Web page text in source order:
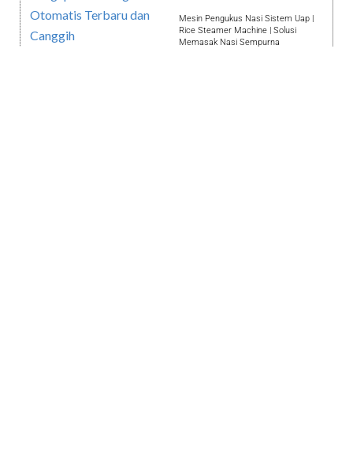
Mesin Pengukus Nasi Sistem Uap |
Rice Steamer Machine | Solusi
Memasak Nasi Sempurna